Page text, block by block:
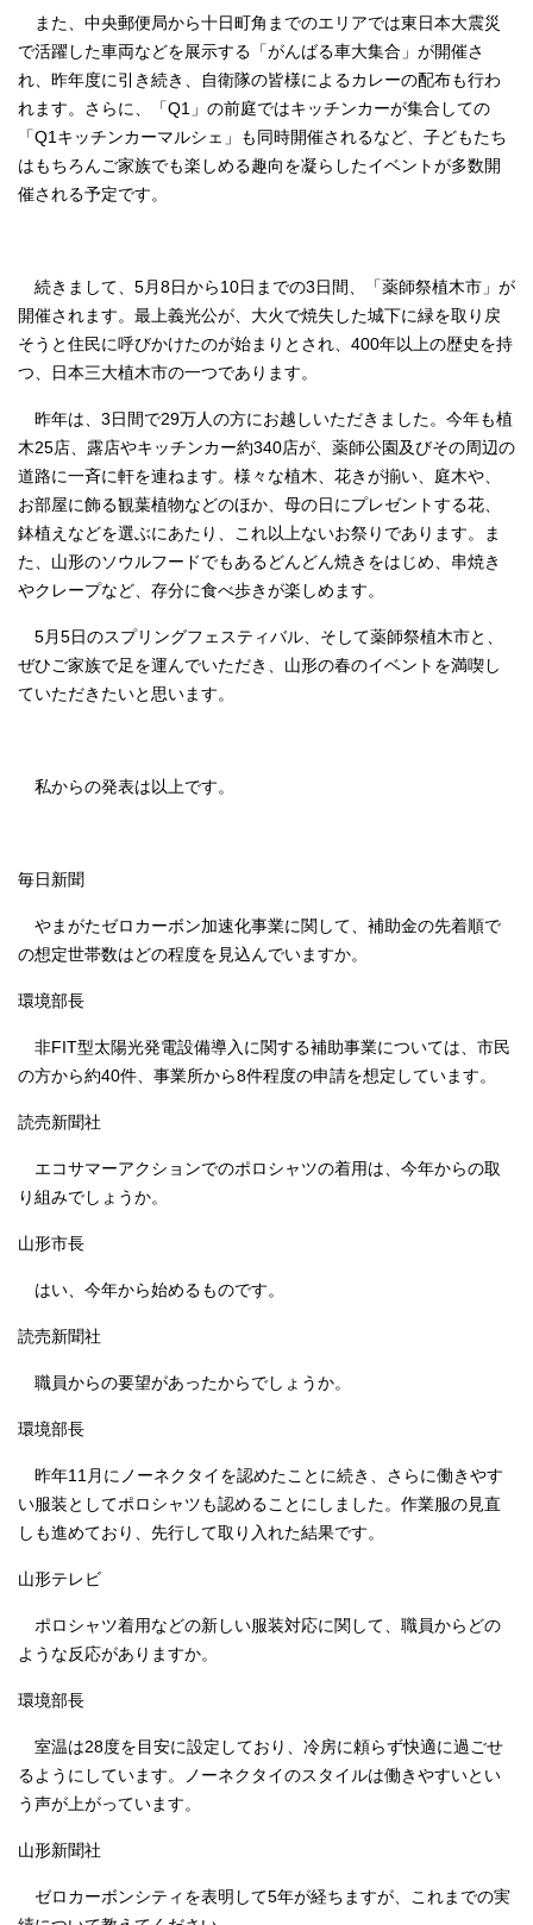
また、中央郵便局から十日町角までのエリアでは東日本大震災
で活躍した車両などを展示する「がんばる車大集合」が開催さ
れ、昨年度に引き続き、自衛隊の皆様によるカレーの配布も行わ
れます。さらに、「Q1」の前庭ではキッチンカーが集合しての
「Q1キッチンカーマルシェ」も同時開催されるなど、子どもたち
はもちろんご家族でも楽しめる趣向を凝らしたイベントが多数開
催される予定です。
続きまして、5月8日から10日までの3日間、「薬師祭植木市」が
開催されます。最上義光公が、大火で焼失した城下に緑を取り戻
そうと住民に呼びかけたのが始まりとされ、400年以上の歴史を持
つ、日本三大植木市の一つであります。
昨年は、3日間で29万人の方にお越しいただきました。今年も植
木25店、露店やキッチンカー約340店が、薬師公園及びその周辺の
道路に一斉に軒を連ねます。様々な植木、花きが揃い、庭木や、
お部屋に飾る観葉植物などのほか、母の日にプレゼントする花、
鉢植えなどを選ぶにあたり、これ以上ないお祭りであります。ま
た、山形のソウルフードでもあるどんどん焼きをはじめ、串焼き
やクレープなど、存分に食べ歩きが楽しめます。
5月5日のスプリングフェスティバル、そして薬師祭植木市と、
ぜひご家族で足を運んでいただき、山形の春のイベントを満喫し
ていただきたいと思います。
私からの発表は以上です。
毎日新聞
やまがたゼロカーボン加速化事業に関して、補助金の先着順で
の想定世帯数はどの程度を見込んでいますか。
環境部長
非FIT型太陽光発電設備導入に関する補助事業については、市民
の方から約40件、事業所から8件程度の申請を想定しています。
読売新聞社
エコサマーアクションでのポロシャツの着用は、今年からの取
り組みでしょうか。
山形市長
はい、今年から始めるものです。
読売新聞社
職員からの要望があったからでしょうか。
環境部長
昨年11月にノーネクタイを認めたことに続き、さらに働きやす
い服装としてポロシャツも認めることにしました。作業服の見直
しも進めており、先行して取り入れた結果です。
山形テレビ
ポロシャツ着用などの新しい服装対応に関して、職員からどの
ような反応がありますか。
環境部長
室温は28度を目安に設定しており、冷房に頼らず快適に過ごせ
るようにしています。ノーネクタイのスタイルは働きやすいとい
う声が上がっています。
山形新聞社
ゼロカーボンシティを表明して5年が経ちますが、これまでの実